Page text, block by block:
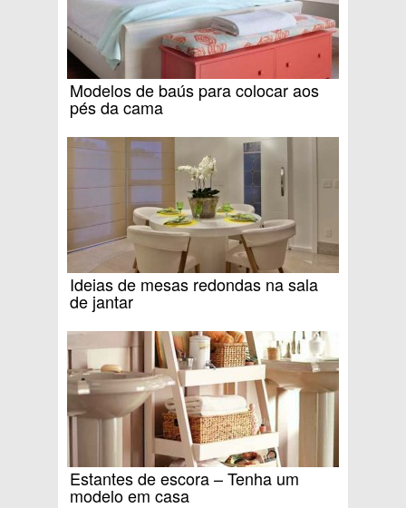
Modelos de baús para colocar aos
pés da cama
Ideias de mesas redondas na sala
de jantar
Estantes de escora – Tenha um
modelo em casa